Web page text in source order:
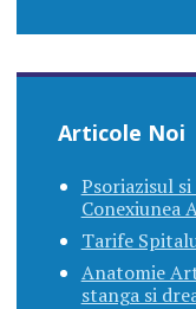
Articole Noi
Psoriazisul
Conexiunea
Tarife
Anatomie
stanga si